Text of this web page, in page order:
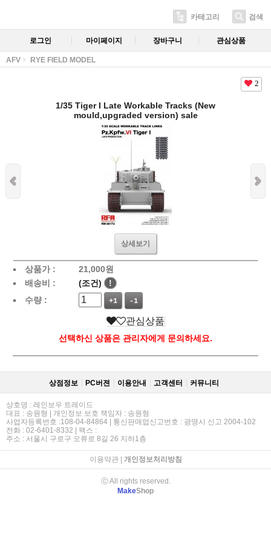
카테고리 검색
로그인 마이페이지 장바구니 관심상품
AFV RYE FIELD MODEL
2
1/35 Tiger I Late Workable Tracks (New
mould,upgraded version) sale
상세보기
상품가 : 21,000원
배송비 :
(조건)
!
수량 :
+1 -1
관심상품
선택하신 상품은 관리자에게 문의하세요.
상점정보 PC버젼 이용안내 고객센터 커뮤니티
상호명 : 레인보우 트레이드
대표 : 송원형 | 개인정보 보호 책임자 : 송원형
사업자등록번호 :108-04-84864 | 통신판매업신고번호 : 광명시 신고 2004-102
전화 : 02-6401-8332 | 팩스 :
주소 : 서울시 구로구 오류로 8길 26 지하1층
이용약관| 개인정보처리방침
ⓒ All rights reserved.
MakeShop